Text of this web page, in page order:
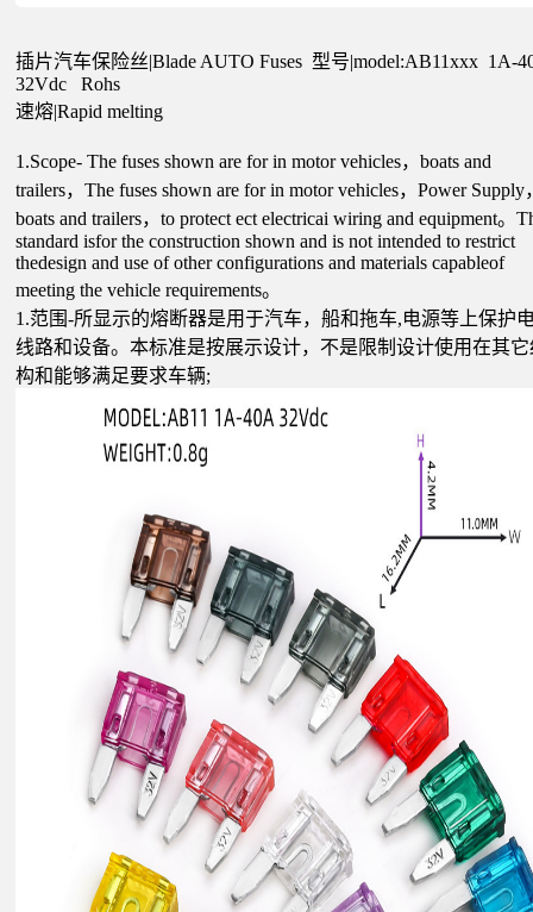
插片汽车保险丝|Blade AUTO Fuses 型号|model:AB11xxx 1A-
32Vdc Rohs
速熔|Rapid melting
1.Scope- The fuses shown are for in motor vehicles，boats and
trailers，The fuses shown are for in motor vehicles，Power Supply
boats and trailers，to protect ect electricai wiring and equipment。
standard isfor the construction shown and is not intended to restrict
thedesign and use of other configurations and materials capableof
meeting the vehicle requirements。
1.范围-所显示的熔断器是用于汽车，船和拖车,电源等上保护
线路和设备。本标准是按展示设计，不是限制设计使用在其它
构和能够满足要求车辆;